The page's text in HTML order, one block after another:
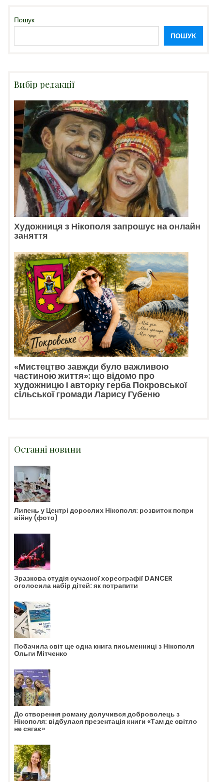
Пошук
ПОШУК
Вибір редакції
Художниця з Нікополя запрошує на онлайн
заняття
«Мистецтво завжди було важливою
частиною життя»: що відомо про
художницю і авторку герба Покровської
сільської громади Ларису Губеню
Останні новини
Липень у Центрі дорослих Нікополя: розвиток попри
війну (фото)
Зразкова студія сучасної хореографії DANCER
оголосила набір дітей: як потрапити
Побачила світ ще одна книга письменниці з Нікополя
Ольги Мітченко
До створення роману долучився доброволець з
Нікополя: відбулася презентація книги «Там де світло
не сягає»